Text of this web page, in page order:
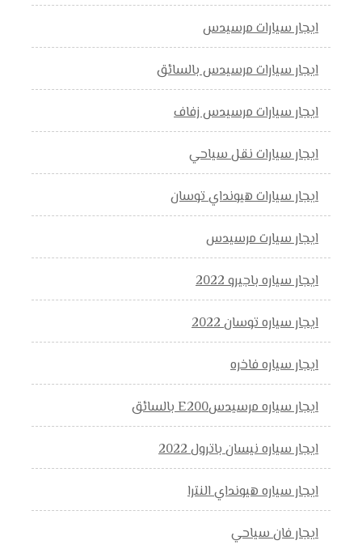
ايجار سيارات مرسيدس
ايجار سيارات مرسيدس بالسائق
ايجار سيارات مرسيدس زفاف
ايجار سيارات نقل سياحي
ايجار سيارات هيونداي توسان
ايجار سيارت مرسيدس
ايجار سياره باجيرو 2022
ايجار سياره توسان 2022
ايجار سياره فاخره
ايجار سياره مرسيدسE200 بالسائق
ايجار سياره نيسان باترول 2022
ايجار سياره هيونداي النترا
ايجار فان سياحي